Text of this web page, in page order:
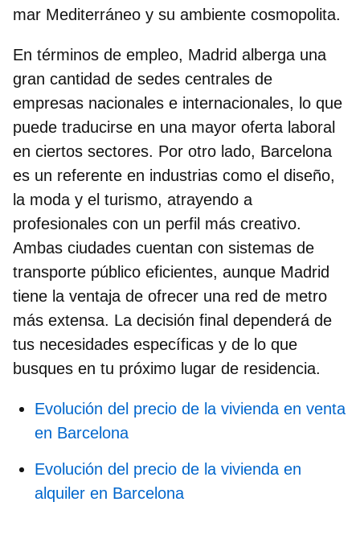
mar Mediterráneo y su ambiente cosmopolita.
En términos de empleo, Madrid alberga una
gran cantidad de sedes centrales de
empresas nacionales e internacionales, lo que
puede traducirse en una mayor oferta laboral
en ciertos sectores. Por otro lado, Barcelona
es un referente en industrias como el diseño,
la moda y el turismo, atrayendo a
profesionales con un perfil más creativo.
Ambas ciudades cuentan con sistemas de
transporte público eficientes, aunque Madrid
tiene la ventaja de ofrecer una red de metro
más extensa. La decisión final dependerá de
tus necesidades específicas y de lo que
busques en tu próximo lugar de residencia.
Evolución del precio de la vivienda en venta
en Barcelona
Evolución del precio de la vivienda en
alquiler en Barcelona